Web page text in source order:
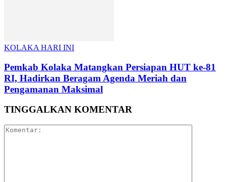
KOLAKA HARI INI
Pemkab Kolaka Matangkan Persiapan HUT ke-81
RI, Hadirkan Beragam Agenda Meriah dan
Pengamanan Maksimal
TINGGALKAN KOMENTAR